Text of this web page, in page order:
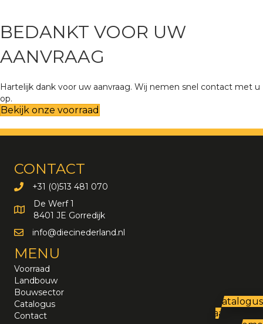
Catalogus
aanvragen
BEDANKT VOOR UW
AANVRAAG
Hartelijk dank voor uw aanvraag. Wij nemen snel contact met u
op.
Bekijk onze voorraad
CONTACT
+31 (0)513 481 070
De Werf 1
8401 JE Gorredijk
info@diecinederland.nl
info@diecinederland.nl
MENU
Voorraad
Landbouw
Bouwsector
Catalogus
Contact